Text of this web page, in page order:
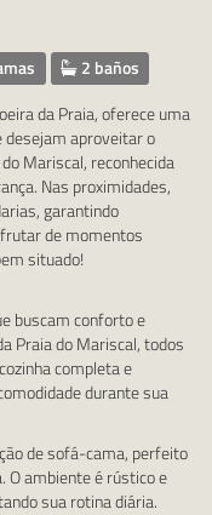
2 baños
da Praia, oferece uma
desejam aproveitar o
Mariscal, reconhecida
Nas proximidades,
garantindo
de momentos
situado!
buscam conforto e
Praia do Mariscal, todos
completa e
durante sua
de sofá-cama, perfeito
O ambiente é rústico e
sua rotina diária.